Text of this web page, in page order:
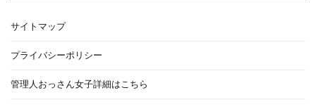
サイトマップ
プライバシーポリシー
管理人おっさん女子詳細はこちら